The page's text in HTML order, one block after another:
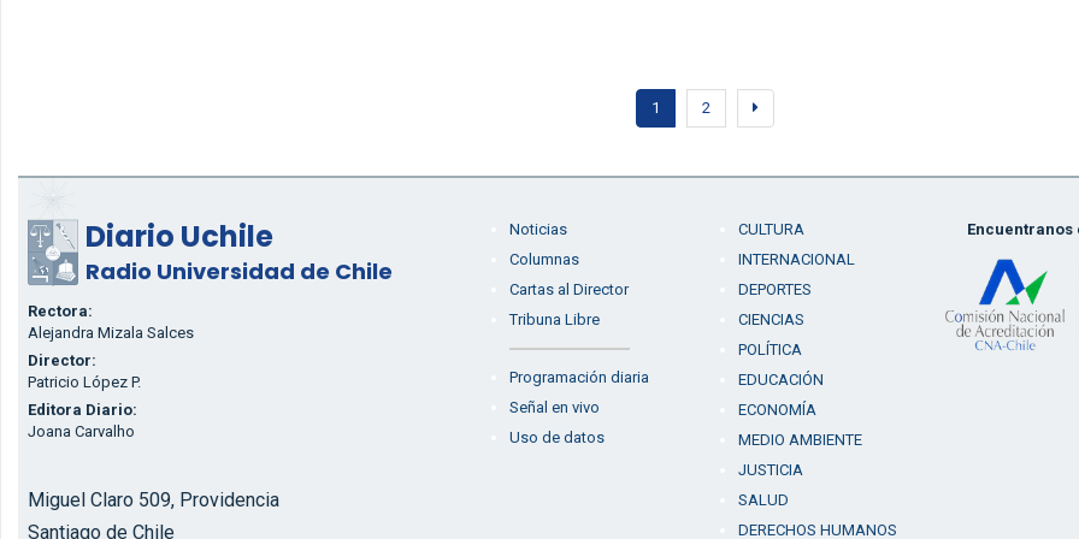
1 2
Diario Uchile
Radio Universidad de Chile
Rectora:
Alejandra Mizala Salces
Director:
Patricio López P.
Editora Diario:
Joana Carvalho
Miguel Claro 509, Providencia
Santiago de Chile
Noticias
Columnas
Cartas al Director
Tribuna Libre
Programación diaria
Señal en vivo
Uso de datos
CULTURA
INTERNACIONAL
DEPORTES
CIENCIAS
POLÍTICA
EDUCACIÓN
ECONOMÍA
MEDIO AMBIENTE
JUSTICIA
SALUD
DERECHOS HUMANOS
Encuentranos